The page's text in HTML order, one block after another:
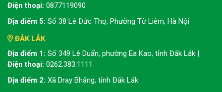
Điện thoại: 0877119090
Địa điểm 5: Số 38 Lê Đức Thọ, Phường Từ Liêm, Hà Nội
ĐẮK LẮK
Địa điểm 1: Số 349 Lê Duẩn, phường Ea Kao, tỉnh Đắk Lắk |
Điện thoại: 0262.383.1111
Địa điểm 2: Xã Dray Bhăng, tỉnh Đắk Lắk